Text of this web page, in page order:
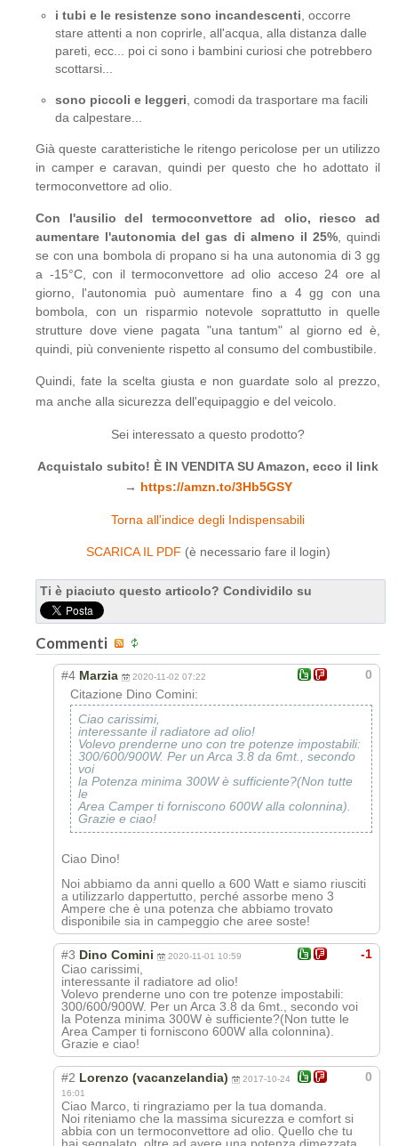
i tubi e le resistenze sono incandescenti , occorre
stare attenti a non coprirle, all'acqua, alla distanza dalle
pareti, ecc... poi ci sono i bambini curiosi che potrebbero
scottarsi...
sono piccoli e leggeri , comodi da trasportare ma facili
da calpestare...
Già queste caratteristiche le ritengo pericolose per un utilizzo
in camper e caravan, quindi per questo che ho adottato il
termoconvettore ad olio.
Con l'ausilio del termoconvettore ad olio, riesco ad
aumentare l'autonomia del gas di almeno il 25%, quindi
se con una bombola di propano si ha una autonomia di 3 gg
a -15°C, con il termoconvettore ad olio acceso 24 ore al
giorno, l'autonomia può aumentare fino a 4 gg con una
bombola, con un risparmio notevole soprattutto in quelle
strutture dove viene pagata "una tantum" al giorno ed è,
quindi, più conveniente rispetto al consumo del combustibile.
Quindi, fate la scelta giusta e non guardate solo al prezzo,
ma anche alla sicurezza dell'equipaggio e del veicolo.
Sei interessato a questo prodotto?
Acquistalo subito! È IN VENDITA SU Amazon, ecco il link
→ https://amzn.to/3Hb5GSY
Torna all'indice degli Indispensabili
SCARICA IL PDF (è necessario fare il login)
Ti è piaciuto questo articolo? Condividilo su
Commenti
0
#4 Marzia 2020-11-02 07:22
Citazione Dino Comini:
Ciao carissimi,
interessante il radiatore ad olio!
Volevo prenderne uno con tre potenze impostabili:
300/600/900W. Per un Arca 3.8 da 6mt., secondo
voi
la Potenza minima 300W è sufficiente?(Non tutte
le
Area Camper ti forniscono 600W alla colonnina).
Grazie e ciao!
Ciao Dino!
Noi abbiamo da anni quello a 600 Watt e siamo riusciti
a utilizzarlo dappertutto, perché assorbe meno 3
Ampere che è una potenza che abbiamo trovato
disponibile sia in campeggio che aree soste!
-1
#3 Dino Comini 2020-11-01 10:59
Ciao carissimi,
interessante il radiatore ad olio!
Volevo prenderne uno con tre potenze impostabili:
300/600/900W. Per un Arca 3.8 da 6mt., secondo voi
la Potenza minima 300W è sufficiente?(Non tutte le
Area Camper ti forniscono 600W alla colonnina).
Grazie e ciao!
0
#2 Lorenzo (vacanzelandia)
2017-10-24
16:01
Ciao Marco, ti ringraziamo per la tua domanda.
Noi riteniamo che la massima sicurezza e comfort si
abbia con un termoconvettore ad olio. Quello che tu